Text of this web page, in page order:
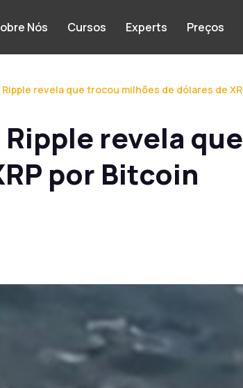
Nós Cursos Experts Preços
revela que trocou milhões de dólares de
revela
por Bitcoin